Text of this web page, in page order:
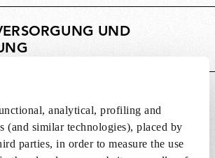
analytical, profiling and
(and similar technologies), placed by
parties, in order to measure the use
UND